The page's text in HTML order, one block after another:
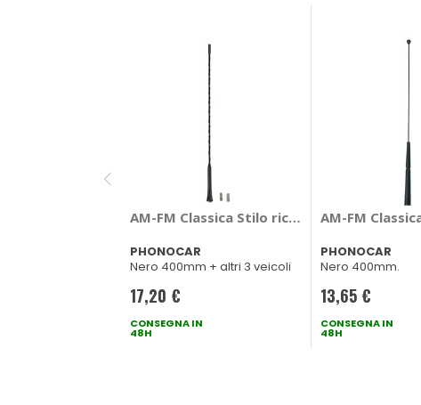
AM-FM Classica Stilo ricambio Audi/OPEL/
PHONOCAR
Nero 400mm + altri 3 veicoli
17,20 €
CONSEGNA IN
48H
AM-FM
PHONOCAR
Nero 400mm.
13,65 €
CONSEGNA IN
48H